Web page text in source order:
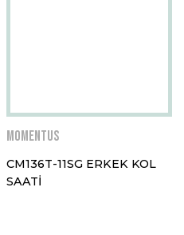
Momentus
CM136T-11SG ERKEK KOL
SAATİ